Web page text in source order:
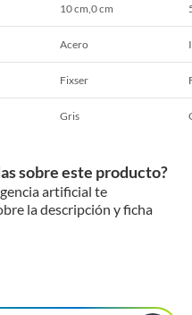
10 cm,0 cm
Acero
Fixser
Gris
sobre este producto?
artificial te
la descripción y ficha